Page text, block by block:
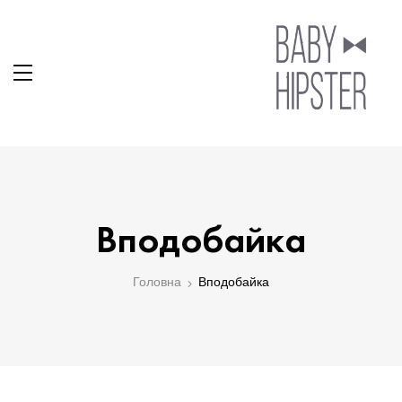
Вподобайка
Головна Вподобайка